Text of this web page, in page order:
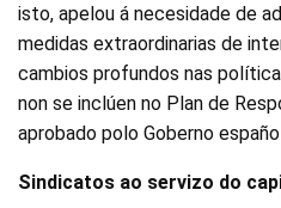
isto, apelou á necesidade de
medidas extraordinarias de
cambios profundos nas
non se inclúen no Plan de
aprobado polo Goberno
Sindicatos ao servizo do